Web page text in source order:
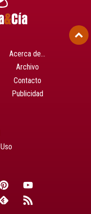
Acerca de…
Archivo
Contacto
Publicidad